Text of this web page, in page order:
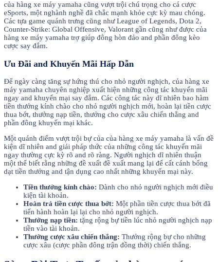
của hàng xe máy yamaha cũng vượt trội chú trọng cho cá cược
eSports, một nghành nghề đã chắc mạnh khỏe cực kỳ mau chóng.
Các tựa game quánh trưng cũng như League of Legends, Dota 2,
Counter-Strike: Global Offensive, Valorant gần cũng như được của
hàng xe máy yamaha trợ giúp đông hòn đảo and phần đông kèo
cược say đắm.
Ưu Đãi and Khuyến Mãi Hấp Dẫn
Để ngày càng tăng sự hứng thú cho nhỏ người nghịch, của hàng xe
máy yamaha chuyên nghiệp xuất hiện những công tác khuyến mãi
ngay and khuyến mại say đắm. Các công tác này dĩ nhiên bao hàm
tiền thưởng kính chào cho nhỏ người nghịch mới, hoàn lại tiền cược
thua bớt, thưởng nạp tiền, thưởng cho cược xâu chiến thắng and
phần đông khuyến mại khác.
Một quánh điểm vượt trội bự của của hàng xe máy yamaha là vấn đề
kiện dĩ nhiên and giải pháp thức của những công tác khuyến mãi
ngay thường cực kỳ rõ and rõ ràng. Người nghịch dĩ nhiên thuận
một thể biết rằng những đề xuất đề xuất mang lại để cất cánh bổng
dạt tiền thưởng and tận dụng cao nhất những khuyến mại này.
Tiền thưởng kính chào: Dành cho nhỏ người nghịch mới điều
kiện tài khoản.
Hoàn trả tiền cược thua bớt: Một phần tiền cược thua bớt đã
tiến hành hoàn lại lại cho nhỏ người nghịch.
Thưởng nạp tiền: tặng rộng bự tiền lúc nhỏ người nghịch nạp
tiền vào tài khoản.
Thưởng cược xâu chiến thắng: Thưởng rộng bự cho những
cược xâu (cược phần đông trận đồng thời) chiến thắng.